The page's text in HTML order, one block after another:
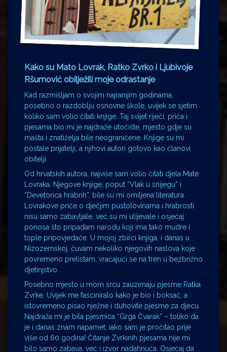
Kako su Mato Lovrak, Ratko Zvrko i Ljubivoje
Ršumović obilježili moje odrastanje
Kad razmišljam o svojim najranijim godinama,
posebno o razdoblju osnovne škole, uvijek se sjetim
koliko sam volio čitati knjige. Taj svijet riječi, priča i
pjesama bio mi je najdraže utočište, mjesto gdje su
mašta i znatiželja bile neograničene. Knjige su mi
postale prijatelji, a njihovi autori gotovo kao članovi
obitelji.
Od hrvatskih autora, najviše sam volio čitati djela Mate
Lovraka. Njegove knjige, poput “Vlak u snijegu” i
“Devetorica hrabrih”, bile su mi omiljena literatura.
Lovrakove priče o dječjim pustolovinama i hrabrosti
nisu samo zabavljale, već su mi ulijevale i osjećaj
ponosa što pripadam narodu koji ima tako mudre i
tople pripovjedače. U mojoj zbirci knjiga, i danas u
Nizozemskoj, čuvam nekoliko njegovih naslova koje
povremeno prelistam, vraćajući se na tren u bezbrižno
djetinjstvo.
Posebno mjesto u mom srcu zauzimaju pjesme Ratka
Zvrke. Uvijek me fasciniralo kako je bio i boksač, a
istovremeno pisao nježne i duhovite pjesme za djecu.
Najdraža mi je bila pjesmica “Grga Čvarak” – toliko da
je i danas znam napamet, iako sam je pročitao prije
više od 60 godina! Čitanje Zvrkinih pjesama nije mi
bilo samo zabava, već i izvor nadahnuća. Osjećaj da